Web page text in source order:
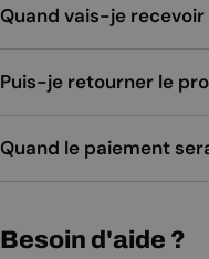
Quand vais-je
Puis-je retourner le
Quand le paiement
Besoin d'aide ?